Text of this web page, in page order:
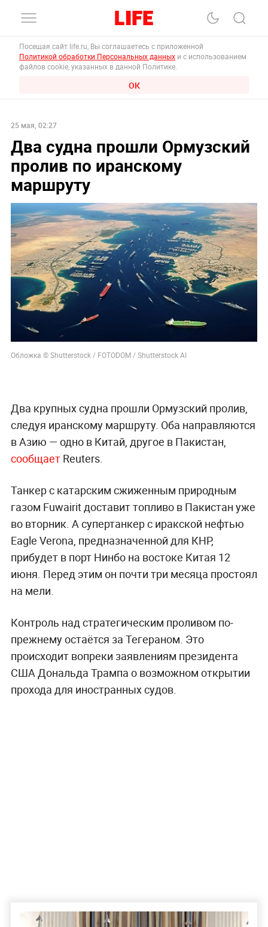
Посещая сайт life.ru, Вы соглашаетесь с приложенной
Политикой обработки Персональных данных и с использованием
файлов cookie, указанных в данной Политике.
ОК
25 мая, 02:27
Два судна прошли Ормузский
пролив по иранскому
маршруту
Обложка © Shutterstock / FOTODOM / Shutterstock AI
Два крупных судна прошли Ормузский пролив,
следуя иранскому маршруту. Оба направляются
в Азию — одно в Китай, другое в Пакистан,
сообщает Reuters.
Танкер с катарским сжиженным природным
газом Fuwairit доставит топливо в Пакистан уже
во вторник. А супертанкер с иракской нефтью
Eagle Verona, предназначенной для КНР,
прибудет в порт Нинбо на востоке Китая 12
июня. Перед этим он почти три месяца простоял
на мели.
Контроль над стратегическим проливом по-
прежнему остаётся за Тегераном. Это
происходит вопреки заявлениям президента
США Дональда Трампа о возможном открытии
прохода для иностранных судов.